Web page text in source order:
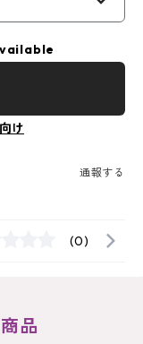
け
通報する
(0)
品